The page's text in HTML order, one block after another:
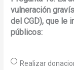
vulneración
del CGD), que le
públicos:
Realizar